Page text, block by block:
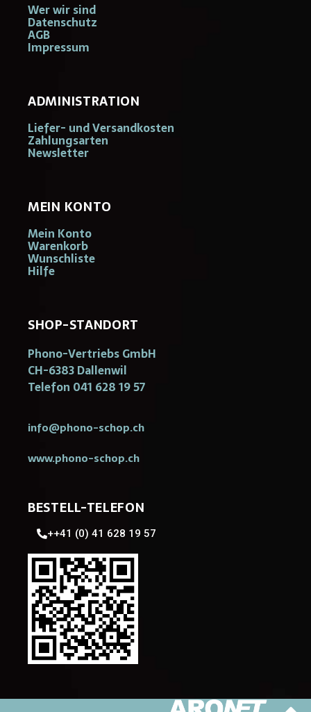
Wer wir sind
Datenschutz
AGB
Impressum
ADMINISTRATION
Liefer- und Versandkosten
Zahlungsarten
Newsletter
MEIN KONTO
Mein Konto
Warenkorb
Wunschliste
Hilfe
SHOP-STANDORT
Phono-Vertriebs GmbH
CH-6383 Dallenwil
Telefon 041 628 19 57
info@phono-schop.ch
www.phono-schop.ch
BESTELL-TELEFON
++41 (0) 41 628 19 57